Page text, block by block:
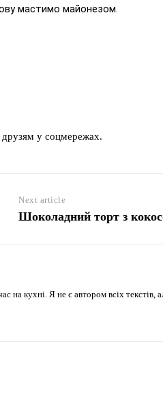
мастимо майонезом.
друзям у соцмережах.
Next article
Шоколадний торт з
кухні. Я не є автором всіх текстів,